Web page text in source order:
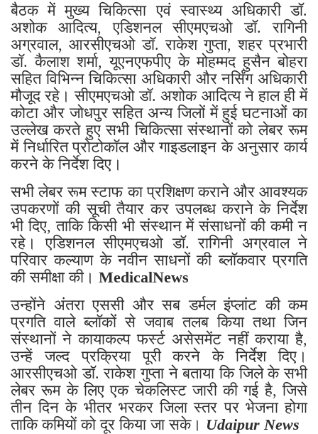
बैठक में मुख्य चिकित्सा एवं स्वास्थ्य अधिकारी डॉ.
अशोक आदित्य, एडिशनल सीएमएचओ डॉ. रागिनी
अग्रवाल, आरसीएचओ डॉ. राकेश गुप्ता, शहर प्रभारी
डॉ. कैलाश शर्मा, यूएनएफपीए के मोहम्मद हुसैन बोहरा
सहित विभिन्न चिकित्सा अधिकारी और नर्सिंग अधिकारी
मौजूद रहे। सीएमएचओ डॉ. अशोक आदित्य ने हाल ही में
कोटा और जोधपुर सहित अन्य जिलों में हुई घटनाओं का
उल्लेख करते हुए सभी चिकित्सा संस्थानों को लेबर रूम
में निर्धारित प्रोटोकॉल और गाइडलाइन के अनुसार कार्य
करने के निर्देश दिए।
सभी लेबर रूम स्टाफ का प्रशिक्षण कराने और आवश्यक
उपकरणों की सूची तैयार कर उपलब्ध कराने के निर्देश
भी दिए, ताकि किसी भी संस्थान में संसाधनों की कमी न
रहे। एडिशनल सीएमएचओ डॉ. रागिनी अग्रवाल ने
परिवार कल्याण के नवीन साधनों की ब्लॉकवार प्रगति
की समीक्षा की। MedicalNews
उन्होंने अंतरा एससी और सब डर्मल इंप्लांट की कम
प्रगति वाले ब्लॉकों से जवाब तलब किया तथा जिन
संस्थानों ने कायाकल्प फर्स्ट असेसमेंट नहीं कराया है,
उन्हें जल्द प्रक्रिया पूरी करने के निर्देश दिए।
आरसीएचओ डॉ. राकेश गुप्ता ने बताया कि जिले के सभी
लेबर रूम के लिए एक चेकलिस्ट जारी की गई है, जिसे
तीन दिन के भीतर भरकर जिला स्तर पर भेजना होगा
ताकि कमियों को दूर किया जा सके। Udaipur News